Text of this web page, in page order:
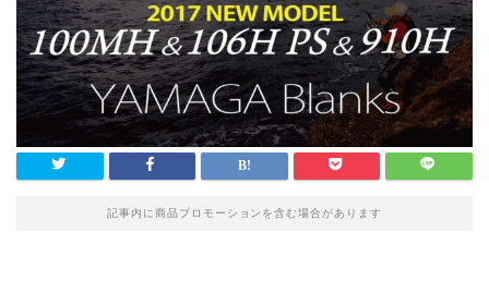
記事内に商品プロモーションを含む場合があります